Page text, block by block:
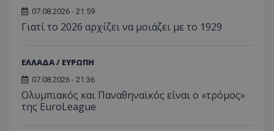
07.08.2026 - 21:59
Γιατί το 2026 αρχίζει να μοιάζει με το 1929
ΕΛΛΑΔΑ / ΕΥΡΩΠΗ
07.08.2026 - 21:36
Ολυμπιακός και Παναθηναϊκός είναι ο «τρόμος»
της EuroLeague